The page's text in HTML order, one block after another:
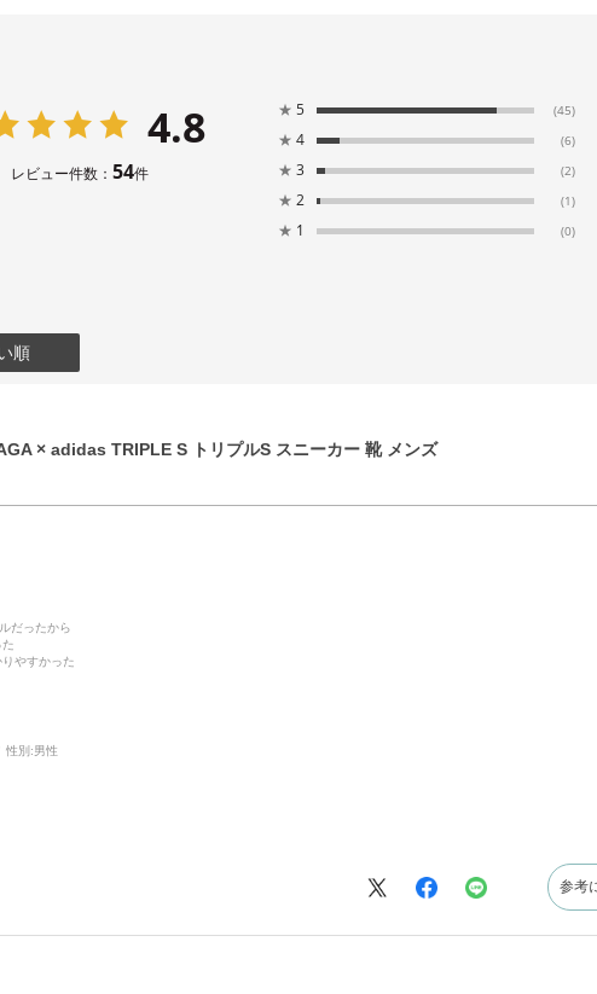
4.8
レビュー件数： 54件
★ 5 (45)
★ 4 (6)
★ 3 (2)
★ 2 (1)
★ 1 (0)
順
× adidas TRIPLE S トリプルS スニーカー 靴 メンズ
だったから
やすかった
性別:男性
参考